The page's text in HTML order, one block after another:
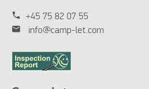
phone +45 75 82 07 55
mail info@camp-let.com